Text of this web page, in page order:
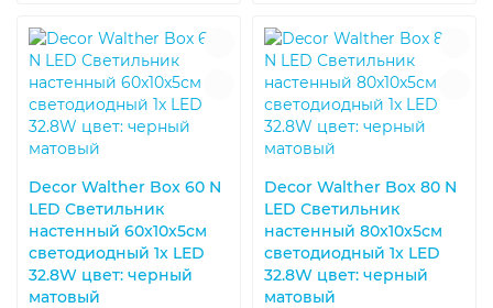
Decor Walther Box 60 N
LED Светильник
настенный 60x10x5см
светодиодный 1x LED
32.8W цвет: черный
матовый
Decor Walther Box 80 N
LED Светильник
настенный 80x10x5см
светодиодный 1x LED
32.8W цвет: черный
матовый